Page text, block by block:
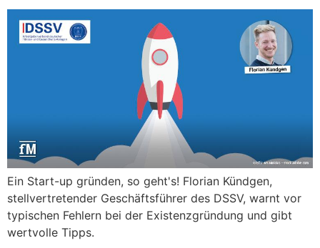
Ein Start-up gründen, so geht's! Florian Kündgen,
stellvertretender Geschäftsführer des DSSV, warnt vor
typischen Fehlern bei der Existenzgründung und gibt
wertvolle Tipps.